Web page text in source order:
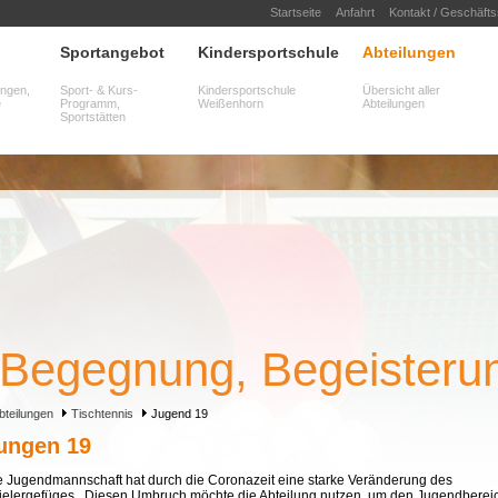
Startseite Anfahrt Kontakt /
Sportangebot
Sport- & Kurs-
Programm,
Sportstätten
Kindersportschule
Kindersportschule
Weißenhorn
Abteilungen
Übersicht aller
Abteilungen
Tischtennis Jugend 19
19
Jugendmannschaft hat durch die Coronazeit eine starke Veränderung des